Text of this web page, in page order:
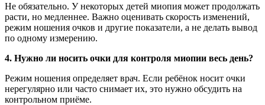
Не обязательно. У некоторых детей миопия может продолжать
расти, но медленнее. Важно оценивать скорость изменений,
режим ношения очков и другие показатели, а не делать вывод
по одному измерению.
4. Нужно ли носить очки для контроля миопии весь день?
Режим ношения определяет врач. Если ребёнок носит очки
нерегулярно или часто снимает их, это нужно обсудить на
контрольном приёме.